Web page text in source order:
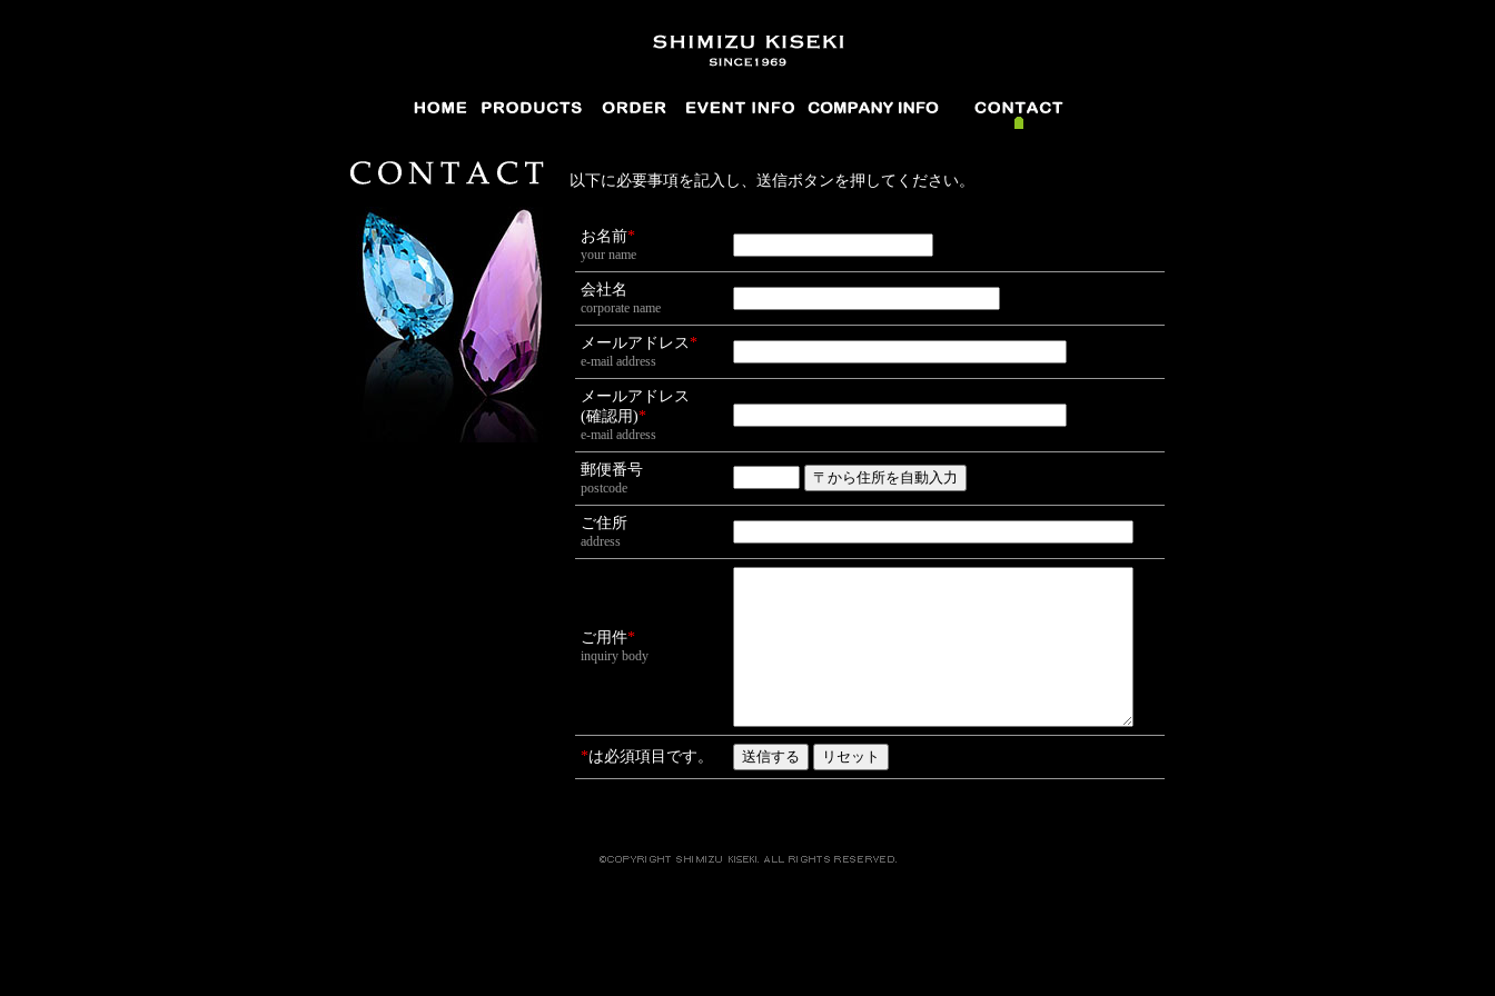
以下に必要事項を記入し、送信ボタンを押してください。
お名前*
your name
会社名
corporate name
メールアドレス*
e-mail address
メールアドレス
(確認用)*
e-mail address
郵便番号
postcode
ご住所
address
ご用件*
inquiry body
*は必須項目です。